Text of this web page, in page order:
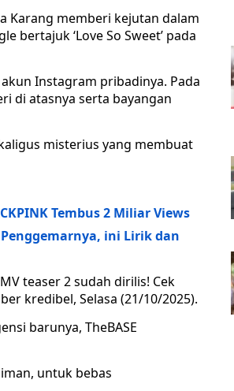
Karang memberi kejutan dalam
bertajuk ‘Love So Sweet’ pada
Instagram pribadinya. Pada
di atasnya serta bayangan
misterius yang membuat
Tembus 2 Miliar Views
Penggemarnya, ini Lirik dan
teaser 2 sudah dirilis! Cek
kredibel, Selasa (21/10/2025).
barunya, TheBASE
untuk bebas